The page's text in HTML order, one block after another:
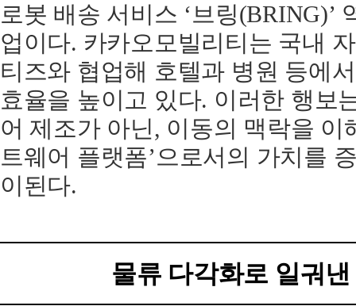
로봇 배송 서비스 ‘브링(BRING)’
업이다. 카카오모빌리티는 국내
티즈와 협업해 호텔과 병원 등에
효율을 높이고 있다. 이러한 행보
어 제조가 아닌, 이동의 맥락을 이
트웨어 플랫폼’으로서의 가치를
이된다.
물류 다각화로 일궈낸